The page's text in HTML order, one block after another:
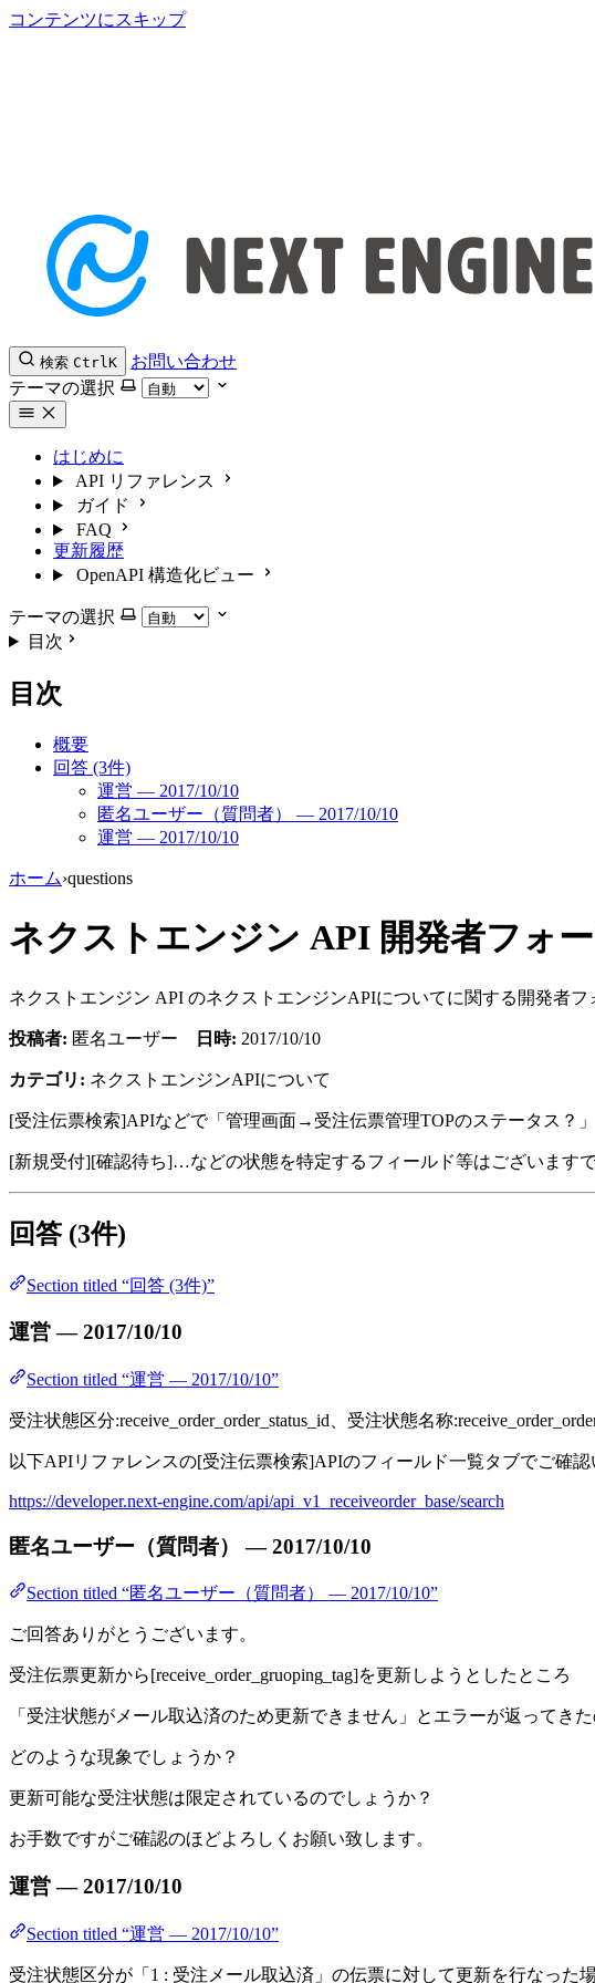
コンテンツにスキップ
検索 CtrlK
お問い合わせ
テーマの選択
はじめに
API リファレンス
ガイド
FAQ
更新履歴
OpenAPI 構造化ビュー
テーマの選択
目次
目次
概要
回答 (3件)
運営 — 2017/10/10
匿名ユーザー（質問者） — 2017/10/10
運営 — 2017/10/10
ホーム›questions
ネクストエンジン API 開発者フォ
ネクストエンジン API のネクストエンジンAPIについてに関する開発者
投稿者: 匿名ユーザー 日時: 2017/10/10
カテゴリ: ネクストエンジンAPIについて
[受注伝票検索]APIなどで「管理画面→受注伝票管理TOPのステータス？」
[新規受付][確認待ち]…などの状態を特定するフィールド等はございますで
回答 (3件)
Section titled “回答 (3件)”
運営 — 2017/10/10
Section titled “運営 — 2017/10/10”
受注状態区分:receive_order_order_status_id、受注状態名称
以下APIリファレンスの[受注伝票検索]APIのフィールド一覧タブでご確認
https://developer.next-engine.com/api/api_v1_receiveorder_base/search
匿名ユーザー（質問者） — 2017/10/10
Section titled “匿名ユーザー（質問者） — 2017/10/10”
ご回答ありがとうございます。
受注伝票更新から[receive_order_gruoping_tag]を更新しようとしたところ
「受注状態がメール取込済のため更新できません」とエラーが返ってき
どのような現象でしょうか？
更新可能な受注状態は限定されているのでしょうか？
お手数ですがご確認のほどよろしくお願い致します。
運営 — 2017/10/10
Section titled “運営 — 2017/10/10”
受注状態区分が「1 : 受注メール取込済」の伝票に対して更新を行なった